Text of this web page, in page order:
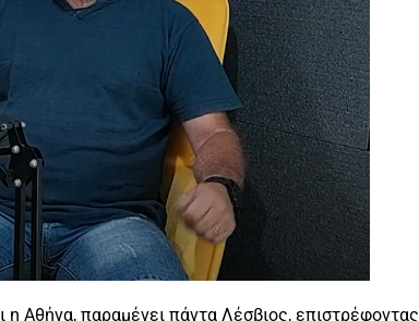
η Αθήνα, παραμένει πάντα Λέσβιος, επιστρέφοντας